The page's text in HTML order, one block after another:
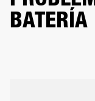
BATERÍA